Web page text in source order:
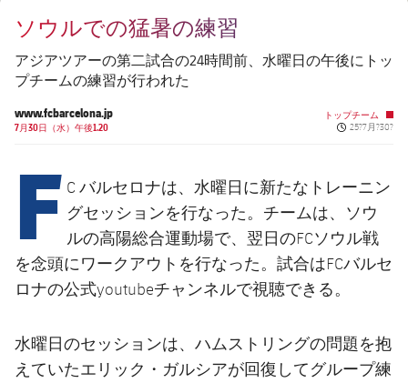
結果
順位表
スケジュール
チケット
結果
PLUSICON
LABEL.ARIA.PLUS
トップチーム
スケジュール
チケット
順位表
トップチーム
plusicon
label.aria.plus
スケジュール
チケット
順位表
ソウルでの猛暑の練習
アジアツアーの第二試合の24時間前、水曜日の午後にトッ
プチームの練習が行われた
www.fcbarcelona.jp
7月30日（水）午後1.20
トップチーム
Published
25?7月?30?
F C バルセロナは、水曜日に新たなトレーニン
グセッションを行なった。チームは、ソウ
ルの高陽総合運動場で、翌日のFCソウル戦
を念頭にワークアウトを行なった。試合はFCバルセ
ロナの公式youtubeチャンネルで視聴できる。
水曜日のセッションは、ハムストリングの問題を抱
えていたエリック・ガルシアが回復してグループ練